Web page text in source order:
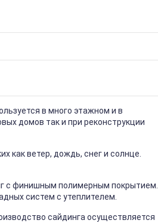
в много этажном и в
домов так и при реконструкции
как ветер, дождь, снег и солнце.
с финишным полимерным покрытием.
систем с утеплителем.
сайдинга осуществляется